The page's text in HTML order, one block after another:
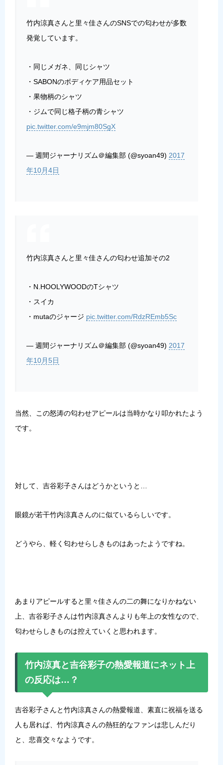
竹内涼真さんと里々佳さんのSNSでの匂わせが多数
発覚しています。
・同じメガネ、同じシャツ
・SABONのボディケア用品セット
・果物柄のシャツ
・ジムで同じ格子柄の青シャツ
pic.twitter.com/e9mjm80SgX
— 週間ジャーナリズム＠編集部 (@syoan49) 2017
年10月4日
竹内涼真さんと里々佳さんの匂わせ追加その2
・N.HOOLYWOODのTシャツ
・スイカ
・mutaのジャージ pic.twitter.com/RdzREmb5Sc
— 週間ジャーナリズム＠編集部 (@syoan49) 2017
年10月5日
当然、この怒涛の匂わせアピールは当時かなり叩かれたよう
です。
対して、吉谷彩子さんはどうかというと…
眼鏡が若干竹内涼真さんのに似ているらしいです。
どうやら、軽く匂わせらしきものはあったようですね。
あまりアピールすると里々佳さんの二の舞になりかねない
上、吉谷彩子さんは竹内涼真さんよりも年上の女性なので、
匂わせらしきものは控えていくと思われます。
竹内涼真と吉谷彩子の熱愛報道にネット上
の反応は…？
吉谷彩子さんと竹内涼真さんの熱愛報道、素直に祝福を送る
人も居れば、竹内涼真さんの熱狂的なファンは悲しんだり
と、悲喜交々なようです。